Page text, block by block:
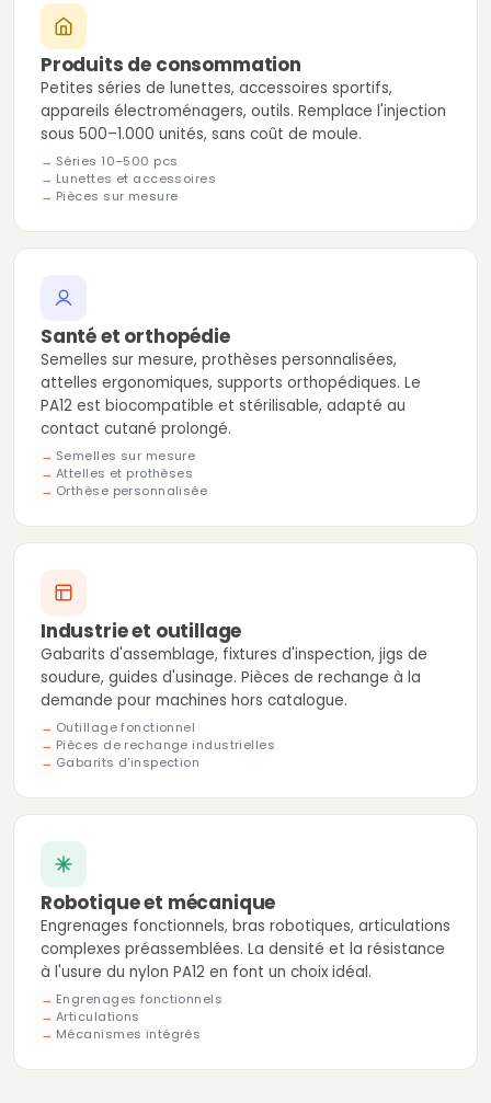
Produits de consommation
Petites séries de lunettes, accessoires sportifs,
appareils électroménagers, outils. Remplace l'injection
sous 500–1.000 unités, sans coût de moule.
Séries 10–500 pcs
Lunettes et accessoires
Pièces sur mesure
Santé et orthopédie
Semelles sur mesure, prothèses personnalisées,
attelles ergonomiques, supports orthopédiques. Le
PA12 est biocompatible et stérilisable, adapté au
contact cutané prolongé.
Semelles sur mesure
Attelles et prothèses
Orthèse personnalisée
Industrie et outillage
Gabarits d'assemblage, fixtures d'inspection, jigs de
soudure, guides d'usinage. Pièces de rechange à la
demande pour machines hors catalogue.
Outillage fonctionnel
Pièces de rechange industrielles
Gabarits d'inspection
Robotique et mécanique
Engrenages fonctionnels, bras robotiques, articulations
complexes préassemblées. La densité et la résistance
à l'usure du nylon PA12 en font un choix idéal.
Engrenages fonctionnels
Articulations
Mécanismes intégrés